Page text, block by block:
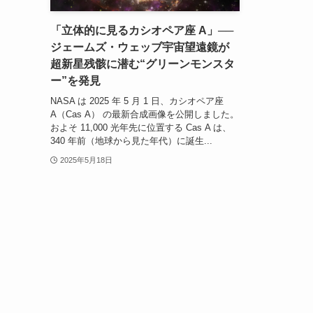
「立体的に見るカシオペア座 A」──
ジェームズ・ウェッブ宇宙望遠鏡が
超新星残骸に潜む“グリーンモンスタ
ー”を発見
NASA は 2025 年 5 月 1 日、カシオペア座
A（Cas A） の最新合成画像を公開しました。
およそ 11,000 光年先に位置する Cas A は、
340 年前（地球から見た年代）に誕生...
2025年5月18日